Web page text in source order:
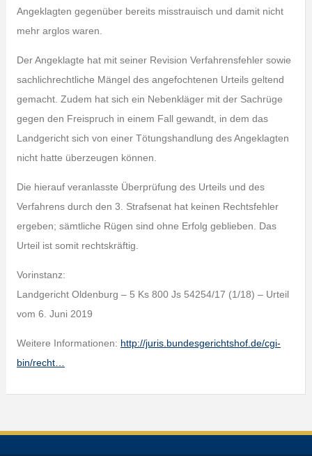
Angeklagten gegenüber bereits misstrauisch und damit nicht
mehr arglos waren.
Der Angeklagte hat mit seiner Revision Verfahrensfehler sowie
sachlichrechtliche Mängel des angefochtenen Urteils geltend
gemacht. Zudem hat sich ein Nebenkläger mit der Sachrüge
gegen den Freispruch in einem Fall gewandt, in dem das
Landgericht sich von einer Tötungshandlung des Angeklagten
nicht hatte überzeugen können.
Die hierauf veranlasste Überprüfung des Urteils und des
Verfahrens durch den 3. Strafsenat hat keinen Rechtsfehler
ergeben; sämtliche Rügen sind ohne Erfolg geblieben. Das
Urteil ist somit rechtskräftig.
Vorinstanz:
Landgericht Oldenburg – 5 Ks 800 Js 54254/17 (1/18) – Urteil
vom 6. Juni 2019
Weitere Informationen: http://juris.bundesgerichtshof.de/cgi-
bin/recht…